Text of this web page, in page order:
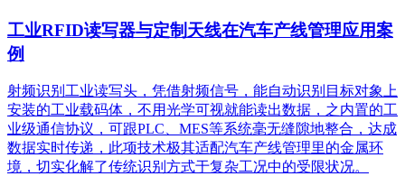
工业RFID读写器与定制天线在汽车产线管理应用案
例
射频识别工业读写头，凭借射频信号，能自动识别目标对象上
安装的工业载码体，不用光学可视就能读出数据，之内置的工
业级通信协议，可跟PLC、MES等系统毫无缝隙地整合，达成
数据实时传递，此项技术极其适配汽车产线管理里的金属环
境，切实化解了传统识别方式于复杂工况中的受限状况。